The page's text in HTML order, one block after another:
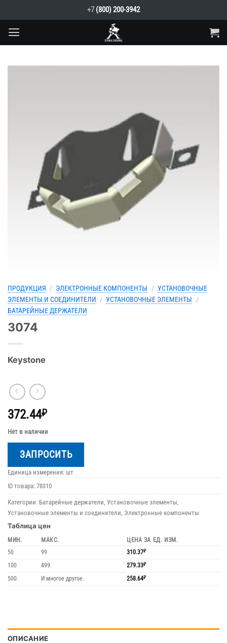
to
content
+7 (800) 200-3942
ПРОДУКЦИЯ / ЭЛЕКТРОННЫЕ КОМПОНЕНТЫ / УСТАНОВОЧНЫЕ
ЭЛЕМЕНТЫ И СОЕДИНИТЕЛИ / УСТАНОВОЧНЫЕ ЭЛЕМЕНТЫ
/
БАТАРЕЙНЫЕ ДЕРЖАТЕЛИ
3074
Keystone
372.44₽
Нет в наличии
ЗАПРОСИТЬ
Единица измерения: шт
ID товара: 78310
Категории: Батарейные держатели Установочные элементы
Установочные элементы и соединители Электронные компоненты
Таблица цен
МИН. МАКС.
ЦЕНА ЗА ЕД. ИЗМ.
50
99 310.37₽
100 499 279.33₽
500 И многое другое. 258.64₽
ОПИСАНИЕ